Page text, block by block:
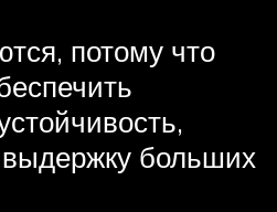
потому что
выдержку больших